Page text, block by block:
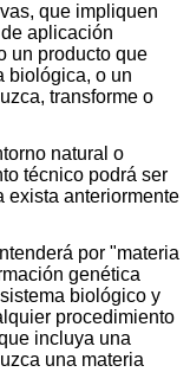
que impliquen
aplicación
un producto que
biológica, o un
transforme o
natural o
técnico podrá ser
exista anteriormente
por "materia
genética
biológico y
procedimiento
incluya una
una materia